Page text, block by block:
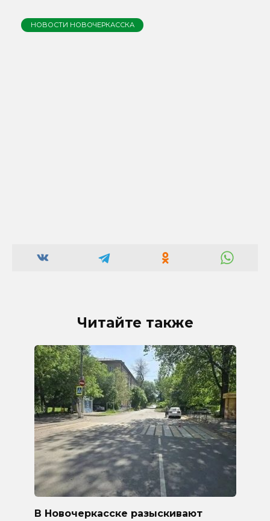
НОВОСТИ НОВОЧЕРКАССКА
Читайте также
В Новочеркасске разыскивают